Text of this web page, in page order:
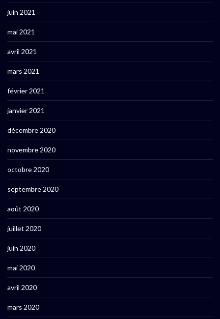
juin 2021
mai 2021
avril 2021
mars 2021
février 2021
janvier 2021
décembre 2020
novembre 2020
octobre 2020
septembre 2020
août 2020
juillet 2020
juin 2020
mai 2020
avril 2020
mars 2020